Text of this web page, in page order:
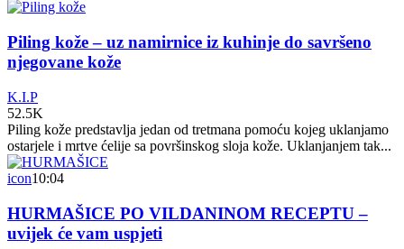
Piling kože – uz namirnice iz kuhinje do savršeno
njegovane kože
K.I.P
52.5K
Piling kože predstavlja jedan od tretmana pomoću kojeg uklanjamo
ostarjele i mrtve ćelije sa površinskog sloja kože. Uklanjanjem tak...
icon10:04
HURMAŠICE PO VILDANINOM RECEPTU –
uvijek će vam uspjeti